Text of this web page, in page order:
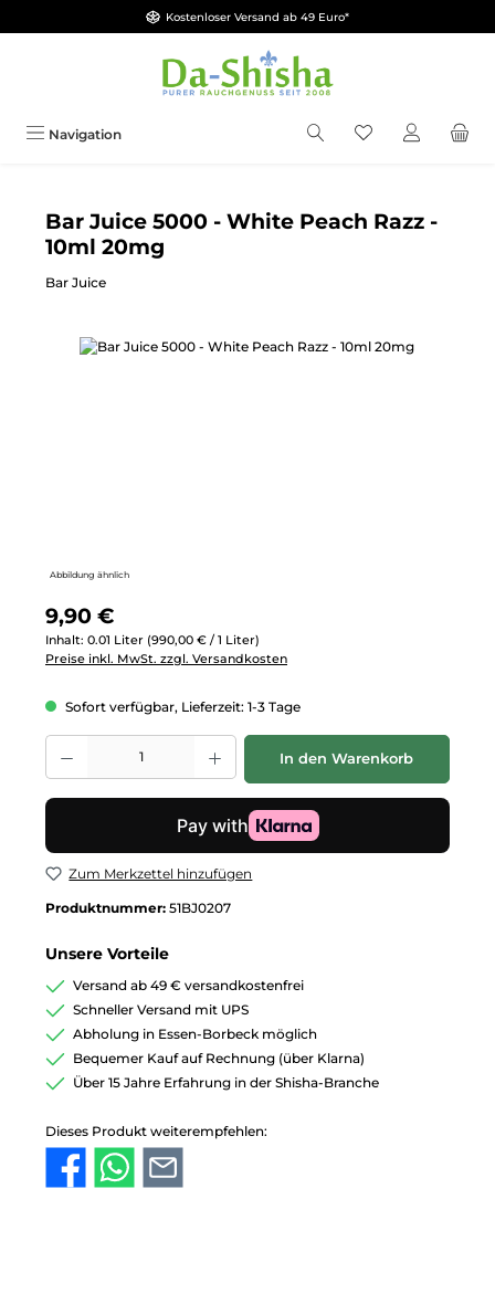
Zum Hauptinhalt springenKostenloser Versand ab 49 Euro*
Navigation Du hast 0
Bar Juice 5000 - White Peach Razz -
10ml 20mg
Bar Juice
Bildergalerie überspringen
Abbildung ähnlich
Regulärer Preis:
9,90 €
Inhalt: 0.01 Liter (990,00 € / 1 Liter)
Preise inkl. MwSt. zzgl. Versandkosten
Sofort verfügbar, Lieferzeit: 1-3 Tage
Produkt Anzahl: Gib den gewünschten Wert ein oder benutze die
In den Warenkorb
Zum Merkzettel hinzufügen
Produktnummer: 51BJ0207
Unsere Vorteile
Versand ab 49 € versandkostenfrei
Schneller Versand mit UPS
Abholung in Essen-Borbeck möglich
Bequemer Kauf auf Rechnung (über Klarna)
Über 15 Jahre Erfahrung in der Shisha-Branche
Dieses Produkt weiterempfehlen: